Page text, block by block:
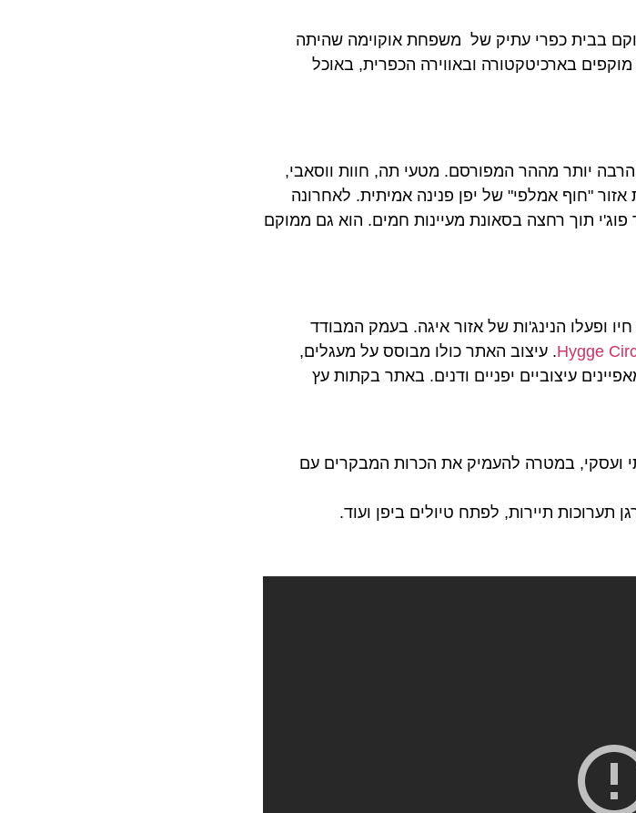
בבית כפרי עתיק של משפחת אוקוימה שהיתה
במלון זה יהיו מוקפים בארכיטקטורה ובאווירה הכפרית, באוכל
הרבה יותר מההר המפורסם. מטעי תה, חוות ווסאבי,
"חוף אמלפי" של יפן פנינה אמיתית. לאחרונה
פוג'י תוך רחצה בסאונת מעיינות חמים. הוא גם ממוקם
ופעלו הנינג'ות של אזור איגה. בעמק המבודד
Hygge. עיצוב האתר כולו מבוסס על מעגלים,
עיצוביים יפניים ודנים. באתר בקתות עץ
ועסקי, במטרה להעמיק את הכרות המבקרים עם